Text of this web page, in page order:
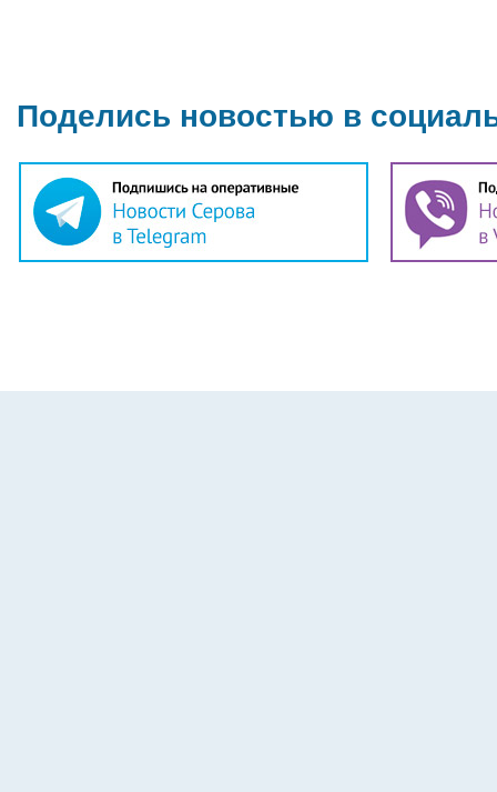
Поделись новостью в